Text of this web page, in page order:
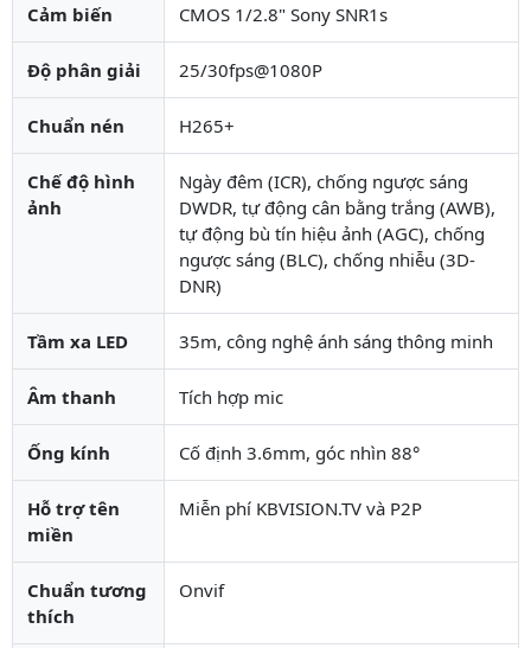
Cảm biến CMOS 1/2.8" Sony SNR1s
Độ phân giải 25/30fps@1080P
Chuẩn nén H265+
Chế độ hình
ảnh
Ngày đêm (ICR), chống ngược sáng
DWDR, tự động cân bằng trắng (AWB),
tự động bù tín hiệu ảnh (AGC), chống
ngược sáng (BLC), chống nhiễu (3D-
DNR)
Tầm xa LED 35m, công nghệ ánh sáng thông minh
Âm thanh Tích hợp mic
Ống kính Cố định 3.6mm, góc nhìn 88°
Hỗ trợ tên
miền
Miễn phí KBVISION.TV và P2P
Chuẩn tương
thích
Onvif